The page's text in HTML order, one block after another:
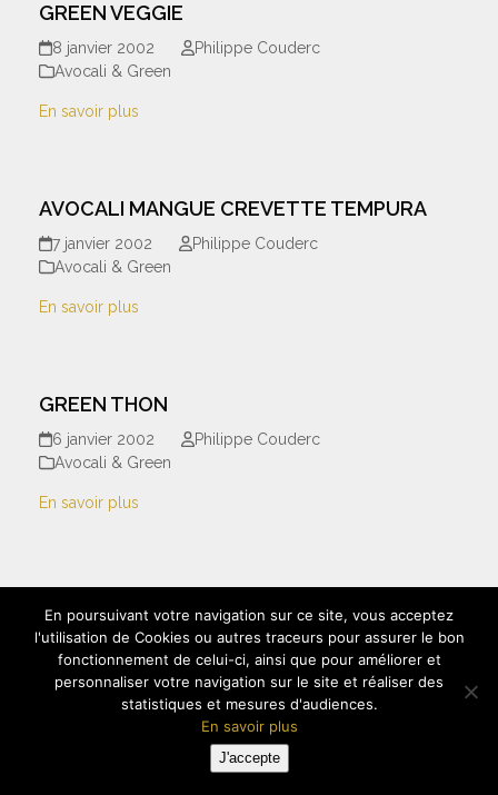
GREEN VEGGIE
8 janvier 2002
Philippe Couderc
Avocali & Green
En savoir plus
AVOCALI MANGUE CREVETTE TEMPURA
7 janvier 2002
Philippe Couderc
Avocali & Green
En savoir plus
GREEN THON
6 janvier 2002
Philippe Couderc
Avocali & Green
En savoir plus
5 janvier 2002
Philippe Couderc
Avocali & Green
En savoir plus
En poursuivant votre navigation sur ce site, vous acceptez
l'utilisation de Cookies ou autres traceurs pour assurer le bon
fonctionnement de celui-ci, ainsi que pour améliorer et
personnaliser votre navigation sur le site et réaliser des
statistiques et mesures d'audiences.
En savoir plus
J'accepte